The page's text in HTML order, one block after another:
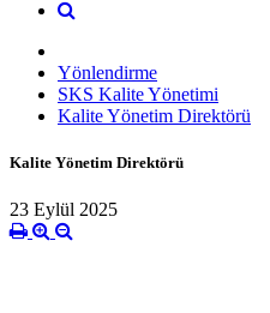
Yönlendirme
SKS Kalite Yönetimi
Kalite Yönetim Direktörü
Kalite Yönetim Direktörü
23 Eylül 2025